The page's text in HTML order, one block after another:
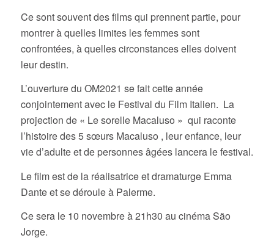
Ce sont souvent des films qui prennent partie, pour
montrer à quelles limites les femmes sont
confrontées, à quelles circonstances elles doivent
leur destin.
L’ouverture du OM2021 se fait cette année
conjointement avec le Festival du Film Italien. La
projection de « Le sorelle Macaluso » qui raconte
l’histoire des 5 sœurs Macaluso , leur enfance, leur
vie d’adulte et de personnes âgées lancera le festival.
Le film est de la réalisatrice et dramaturge Emma
Dante et se déroule à Palerme.
Ce sera le 10 novembre à 21h30 au cinéma São
Jorge.